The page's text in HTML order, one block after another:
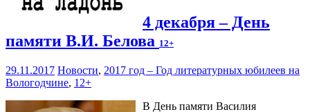
4 декабря – День
памяти В.И. Белова 12+
29.11.2017 Новости, 2017 год – Год литературных юбилеев на
Вологодчине, 12+
В День памяти Василия